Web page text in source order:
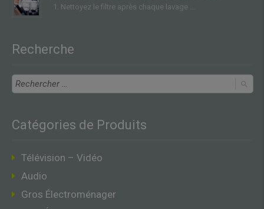
1. Nettoyez le filtre après chaque lavage
Recherche
Catégories de Produits
Télévision – Vidéo
Audio
Gros Électroménager